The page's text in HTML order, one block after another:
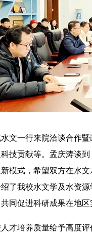
文一行来院洽谈合作
技贡献等。孟庆涛谈
模式，希望双方在水
了我校水文学及水资
同促进科研成果在地
才培养质量给予高度